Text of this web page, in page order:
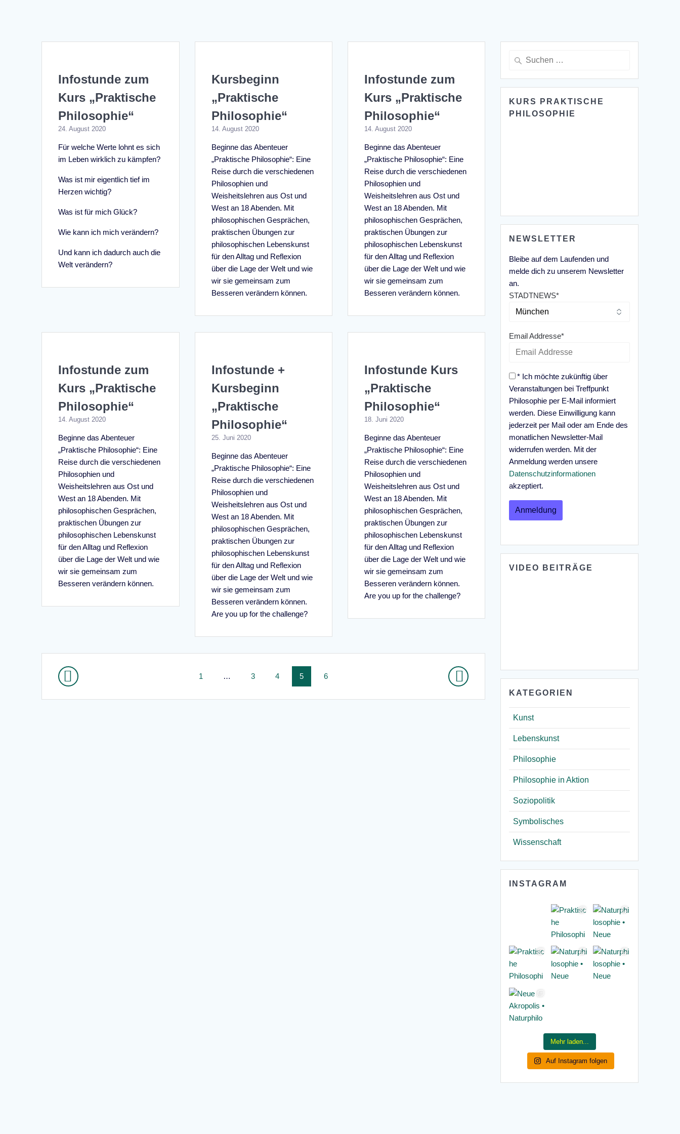
Infostunde zum
Kurs „Praktische
Philosophie“
24. August 2020
Für welche Werte lohnt es sich
im Leben wirklich zu kämpfen?
Was ist mir eigentlich tief im
Herzen wichtig?
Was ist für mich Glück?
Wie kann ich mich verändern?
Und kann ich dadurch auch die
Welt verändern?
Kursbeginn
„Praktische
Philosophie“
14. August 2020
Beginne das Abenteuer
„Praktische Philosophie“: Eine
Reise durch die verschiedenen
Philosophien und
Weisheitslehren aus Ost und
West an 18 Abenden. Mit
philosophischen Gesprächen,
praktischen Übungen zur
philosophischen Lebenskunst
für den Alltag und Reflexion
über die Lage der Welt und wie
wir sie gemeinsam zum
Besseren verändern können.
Infostunde zum
Kurs „Praktische
Philosophie“
14. August 2020
Beginne das Abenteuer
„Praktische Philosophie“: Eine
Reise durch die verschiedenen
Philosophien und
Weisheitslehren aus Ost und
West an 18 Abenden. Mit
philosophischen Gesprächen,
praktischen Übungen zur
philosophischen Lebenskunst
für den Alltag und Reflexion
über die Lage der Welt und wie
wir sie gemeinsam zum
Besseren verändern können.
Infostunde zum
Kurs „Praktische
Philosophie“
14. August 2020
Beginne das Abenteuer
„Praktische Philosophie“: Eine
Reise durch die verschiedenen
Philosophien und
Weisheitslehren aus Ost und
West an 18 Abenden. Mit
philosophischen Gesprächen,
praktischen Übungen zur
philosophischen Lebenskunst
für den Alltag und Reflexion
über die Lage der Welt und wie
wir sie gemeinsam zum
Besseren verändern können.
Infostunde +
Kursbeginn
„Praktische
Philosophie“
25. Juni 2020
Beginne das Abenteuer
„Praktische Philosophie“: Eine
Reise durch die verschiedenen
Philosophien und
Weisheitslehren aus Ost und
West an 18 Abenden. Mit
philosophischen Gesprächen,
praktischen Übungen zur
philosophischen Lebenskunst
für den Alltag und Reflexion
über die Lage der Welt und wie
wir sie gemeinsam zum
Besseren verändern können.
Are you up for the challenge?
Infostunde Kurs
„Praktische
Philosophie“
18. Juni 2020
Beginne das Abenteuer
„Praktische Philosophie“: Eine
Reise durch die verschiedenen
Philosophien und
Weisheitslehren aus Ost und
West an 18 Abenden. Mit
philosophischen Gesprächen,
praktischen Übungen zur
philosophischen Lebenskunst
für den Alltag und Reflexion
über die Lage der Welt und wie
wir sie gemeinsam zum
Besseren verändern können.
Are you up for the challenge?
Beitragsnavigation
Seite
1 … Seite
3 Seite
4 Seite
5 Seite
6
Suche
KURS PRAKTISCHE
PHILOSOPHIE
NEWSLETTER
Bleibe auf dem Laufenden und
melde dich zu unserem Newsletter
an.
STADTNEWS*
Email Addresse*
* Ich möchte zukünftig über
Veranstaltungen bei Treffpunkt
Philosophie per E-Mail informiert
werden. Diese Einwilligung kann
jederzeit per Mail oder am Ende des
monatlichen Newsletter-Mail
widerrufen werden. Mit der
Anmeldung werden unsere
Datenschutzinformationen
akzeptiert.
VIDEO BEITRÄGE
KATEGORIEN
Kunst
Lebenskunst
Philosophie
Philosophie in Aktion
Soziopolitik
Symbolisches
Wissenschaft
INSTAGRAM
Mehr laden...
Auf Instagram folgen